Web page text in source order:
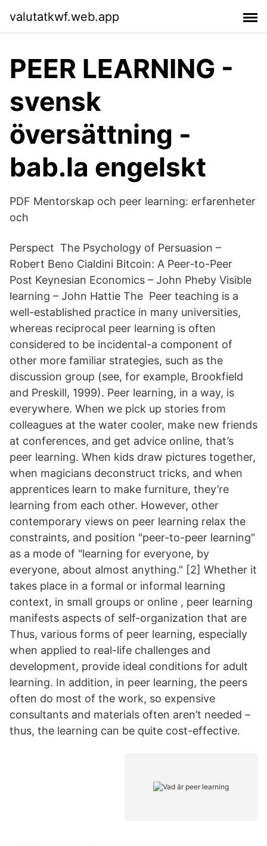
valutatkwf.web.app
PEER LEARNING -
svensk
översättning -
bab.la engelskt
PDF Mentorskap och peer learning: erfarenheter
och
Perspect The Psychology of Persuasion –
Robert Beno Cialdini Bitcoin: A Peer-to-Peer
Post Keynesian Economics – John Pheby Visible
learning – John Hattie The Peer teaching is a
well-established practice in many universities,
whereas reciprocal peer learning is often
considered to be incidental-a component of
other more familiar strategies, such as the
discussion group (see, for example, Brookfield
and Preskill, 1999). Peer learning, in a way, is
everywhere. When we pick up stories from
colleagues at the water cooler, make new friends
at conferences, and get advice online, that’s
peer learning. When kids draw pictures together,
when magicians deconstruct tricks, and when
apprentices learn to make furniture, they’re
learning from each other. However, other
contemporary views on peer learning relax the
constraints, and position "peer-to-peer learning"
as a mode of "learning for everyone, by
everyone, about almost anything." [2] Whether it
takes place in a formal or informal learning
context, in small groups or online , peer learning
manifests aspects of self-organization that are
Thus, various forms of peer learning, especially
when applied to real-life challenges and
development, provide ideal conditions for adult
learning. In addition, in peer learning, the peers
often do most of the work, so expensive
consultants and materials often aren’t needed –
thus, the learning can be quite cost-effective.